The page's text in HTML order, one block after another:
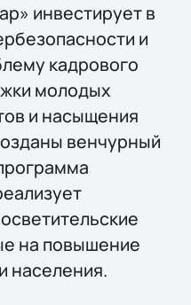
инвестирует в
и
кадрового
молодых
и насыщения
венчурный
на повышение
населения.